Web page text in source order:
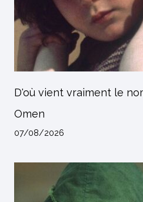
D'où vient vraiment le
Omen
07/08/2026